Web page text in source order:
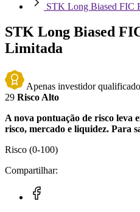
STK Long Biased FIC
STK Long Biased
Limitada
Apenas investidor qualificado
29 Risco Alto
A nova pontuação de risco leva
risco, mercado e liquidez. Para
Risco (0-100)
Compartilhar: